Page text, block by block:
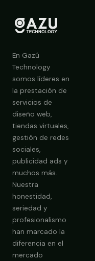
En Gazú
Technology
somos líderes en
la prestación de
servicios de
diseño web,
tiendas virtuales,
gestión de redes
sociales,
publicidad ads y
muchos más.
Nuestra
honestidad,
seriedad y
profesionalismo
han marcado la
diferencia en el
mercado